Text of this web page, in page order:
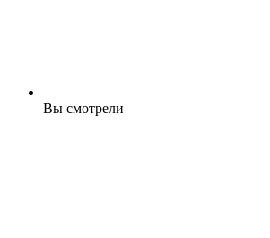
Вы смотрели